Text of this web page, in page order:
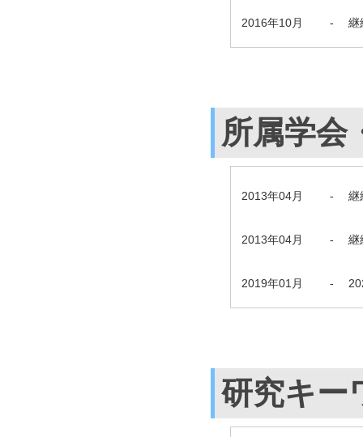
2016年10月 - 継
所属学会
2013年04月 - 継
2013年04月 - 継
2019年01月 -
研究キー